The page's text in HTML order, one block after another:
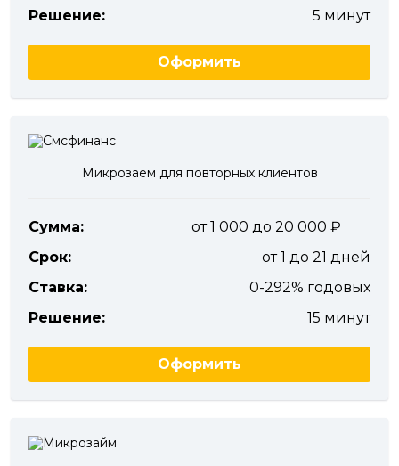
Решение:
5 минут
Оформить
Микрозаём для повторных клиентов
Сумма:
от 1 000 до 20 000
Срок:
от 1 до 21 дней
Ставка:
0-292% годовых
Решение:
15 минут
Оформить